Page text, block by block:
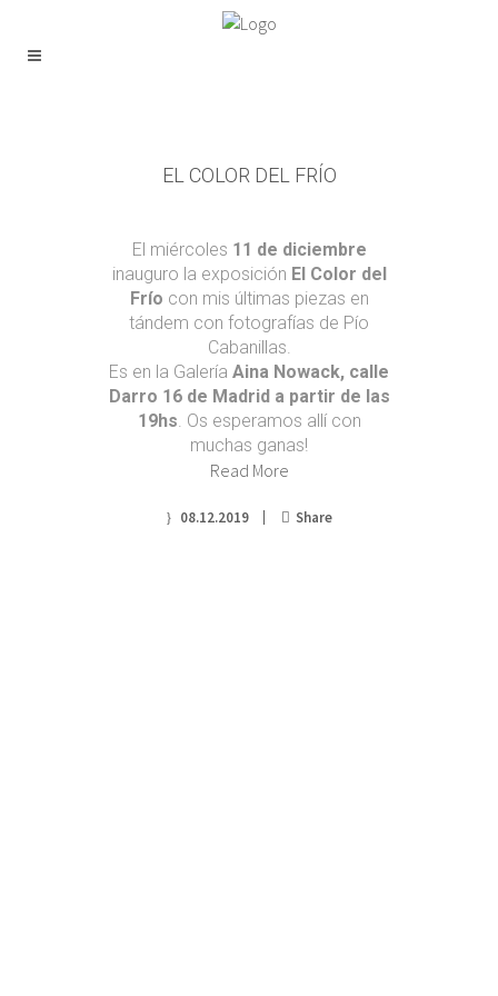
EL COLOR DEL FRÍO
El miércoles 11 de diciembre
inauguro la exposición El Color del
Frío con mis últimas piezas en
tándem con fotografías de Pío
Cabanillas.
Es en la Galería Aina Nowack, calle
Darro 16 de Madrid a partir de las
19hs. Os esperamos allí con
muchas ganas!
Read More
08.12.2019 Share